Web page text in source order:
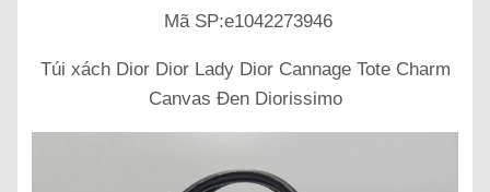
Mã SP:e1042273946
Túi xách Dior Dior Lady Dior Cannage Tote Charm
Canvas Đen Diorissimo